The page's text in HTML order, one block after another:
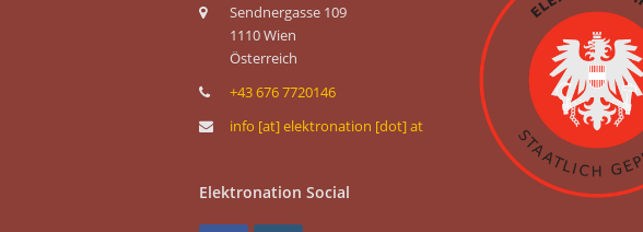
Sendnergasse 109
1110 Wien
Österreich
+43 676 7720146
info [at] elektronation [dot] at
Elektronation Social